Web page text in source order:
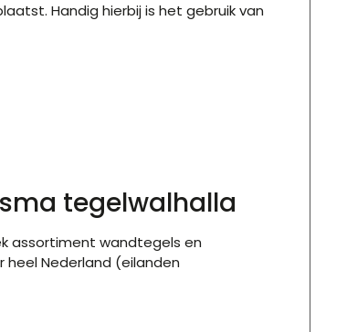
Handig hierbij is het gebruik van
tegelwalhalla
assortiment wandtegels en
Nederland (eilanden